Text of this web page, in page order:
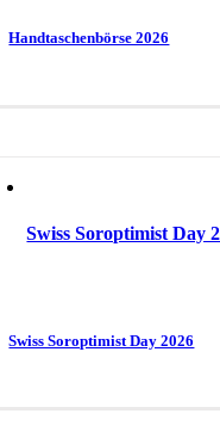
Handtaschenbörse 2026
Swiss Soroptimist Day
Swiss Soroptimist Day 2026